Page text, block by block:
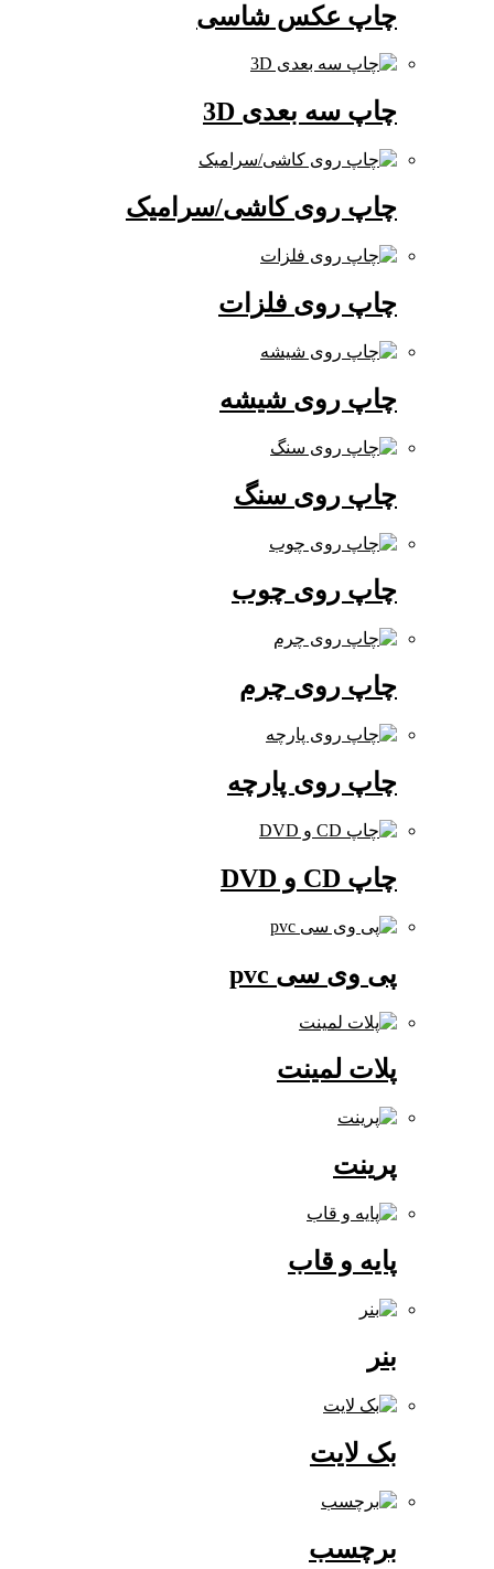
چاپ عکس شاسی
چاپ سه بعدی 3D
چاپ روی کاشی/سرامیک
چاپ روی فلزات
چاپ روی شیشه
چاپ روی سنگ
چاپ روی چوب
چاپ روی چرم
چاپ روی پارچه
پی وی سی pvc
پلات لمینت
پایه و قاب